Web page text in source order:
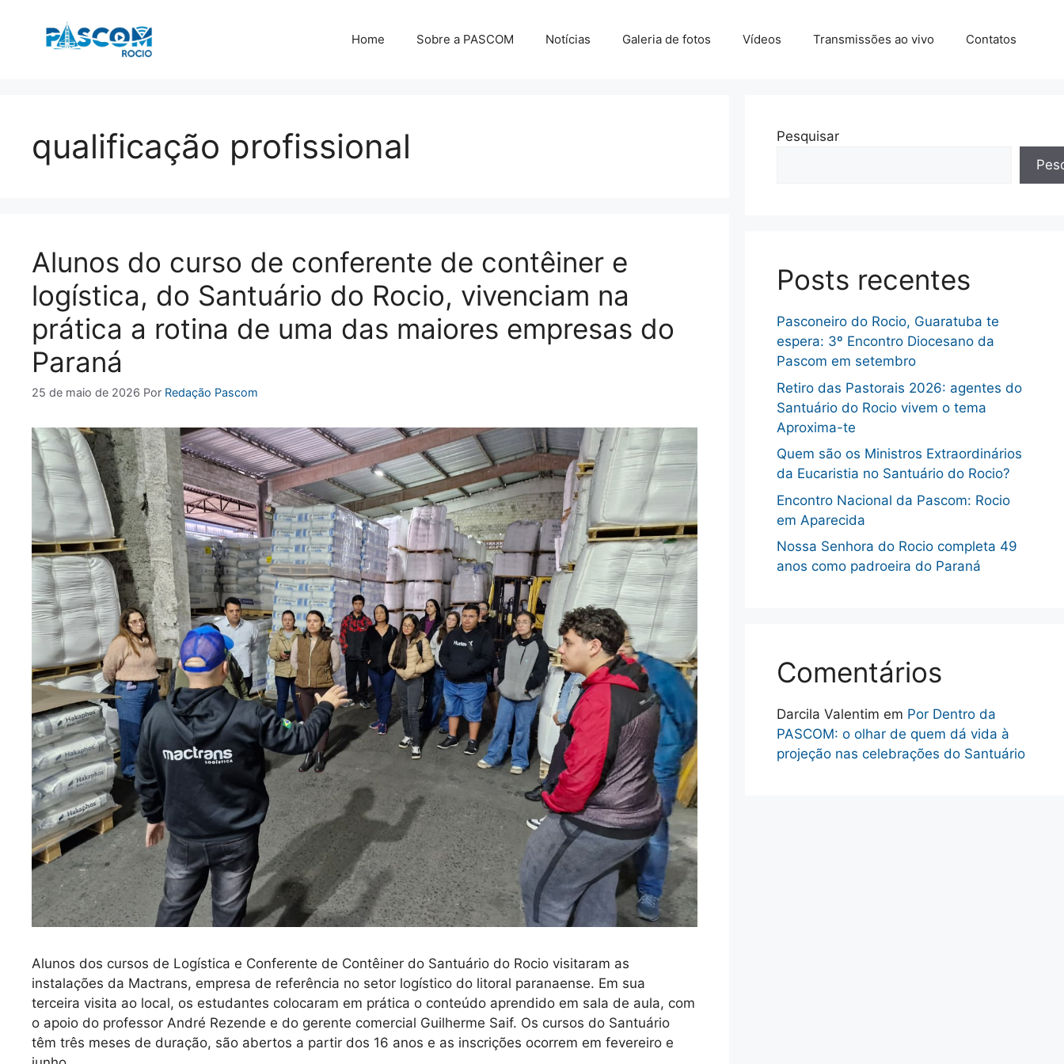
Home Sobre a PASCOM Notícias Galeria de fotos Vídeos Transmissões ao vivo Contatos
qualificação profissional
Alunos do curso de conferente de contêiner e
logística, do Santuário do Rocio, vivenciam na
prática a rotina de uma das maiores empresas do
Paraná
25 de maio de 2026 Por Redação Pascom
Alunos dos cursos de Logística e Conferente de Contêiner do Santuário do Rocio visitaram as
instalações da Mactrans, empresa de referência no setor logístico do litoral paranaense. Em sua
terceira visita ao local, os estudantes colocaram em prática o conteúdo aprendido em sala de aula, com
o apoio do professor André Rezende e do gerente comercial Guilherme Saif. Os cursos do Santuário
têm três meses de duração, são abertos a partir dos 16 anos e as inscrições ocorrem em fevereiro e
Pesquisar
Posts recentes
Pasconeiro do Rocio, Guaratuba te
espera: 3º Encontro Diocesano da
Pascom em setembro
Retiro das Pastorais 2026: agentes do
Santuário do Rocio vivem o tema
Aproxima-te
Quem são os Ministros Extraordinários
da Eucaristia no Santuário do Rocio?
Encontro Nacional da Pascom: Rocio
em Aparecida
Nossa Senhora do Rocio completa 49
anos como padroeira do Paraná
Comentários
Darcila Valentim em Por Dentro da
PASCOM: o olhar de quem dá vida à
projeção nas celebrações do Santuário